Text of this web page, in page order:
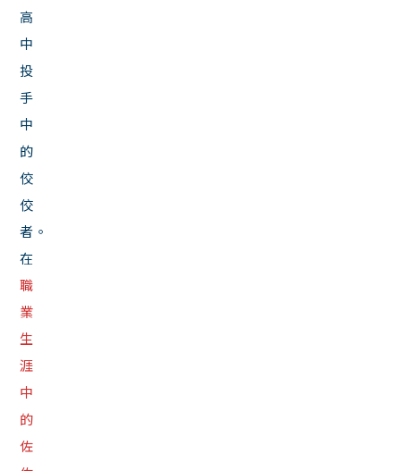
高
中
投
手
中
的
佼
佼
者。
在
職
業
生
涯
中
的
佐